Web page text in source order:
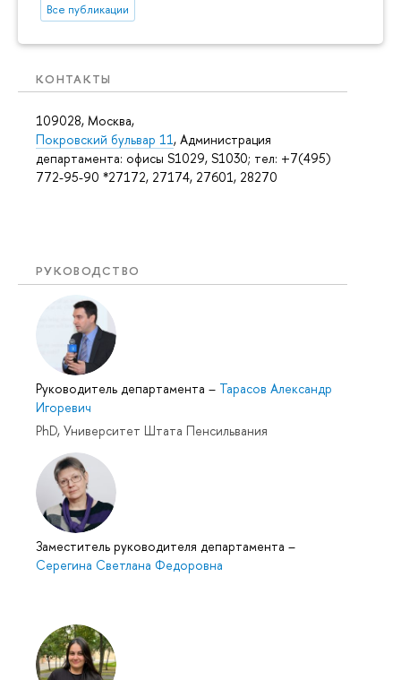
Все публикации
КОНТАКТЫ
109028, Москва,
Покровский бульвар 11, Администрация
департамента: офисы S1029, S1030; тел: +7(495)
772-95-90 *27172, 27174, 27601, 28270
РУКОВОДСТВО
Руководитель департамента – Тарасов Александр
Игоревич
PhD, Университет Штата Пенсильвания
Заместитель руководителя департамента –
Серегина Светлана Федоровна